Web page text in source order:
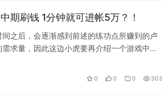
期刷钱 1分钟就可进帐5万？！
之后，会逐渐感到前述的练功点所赚到的卢
求量，因此这边小虎要再介绍一个游戏中后
0 0 0 303